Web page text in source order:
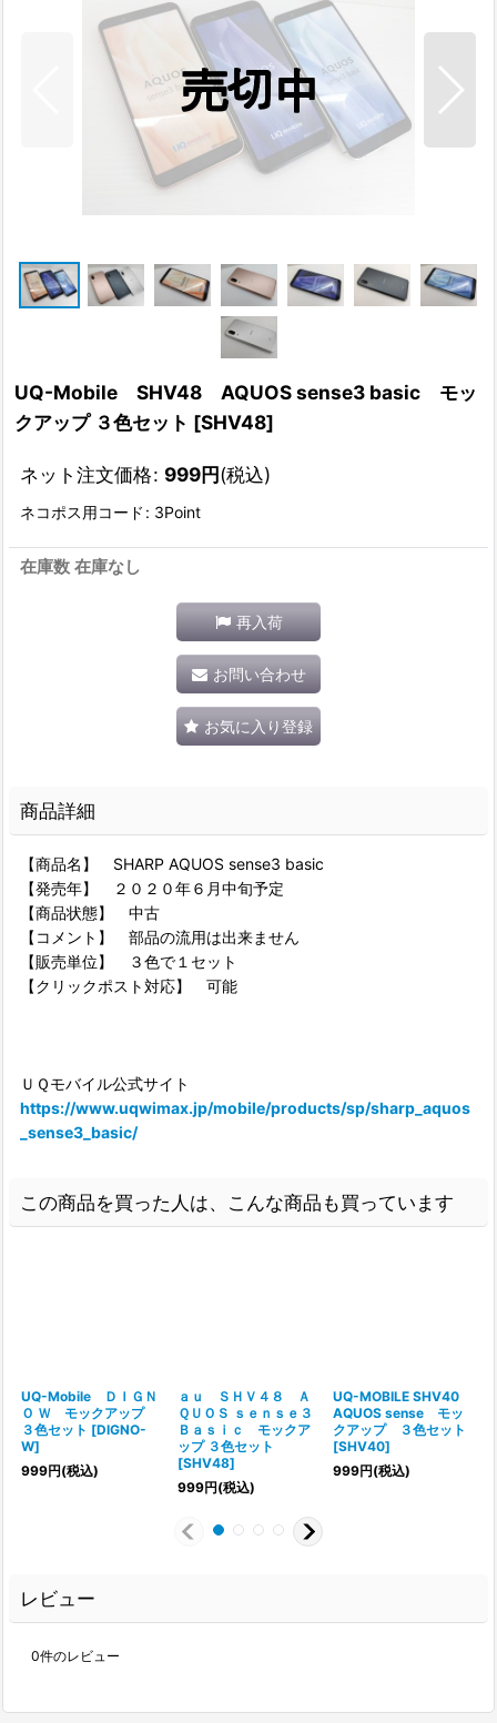
UQ-Mobile SHV48 AQUOS sense3 basic モッ
クアップ ３色セット [SHV48]
ネット注文価格: 999円(税込)
ネコポス用コード : 3Point
在庫数 在庫なし
再入荷
お問い合わせ
お気に入り登録
商品詳細
【商品名】 SHARP AQUOS sense3 basic
【発売年】 ２０２０年６月中旬予定
【商品状態】 中古
【コメント】 部品の流用は出来ません
【販売単位】 ３色で１セット
【クリックポスト対応】 可能
ＵＱモバイル公式サイト
https://www.uqwimax.jp/mobile/products/sp/sharp_aquos
_sense3_basic/
この商品を買った人は、こんな商品も買っています
UQ-Mobile ＤＩＧＮ
Ｏ Ｗ モックアップ
３色セット [DIGNO-
W]
999円(税込)
ａｕ ＳＨＶ４８ Ａ
ＱＵＯＳ ｓｅｎｓｅ３
Ｂａｓｉｃ モックア
ップ ３色セット
[SHV48]
999円(税込)
UQ-MOBILE SHV40
AQUOS sense モッ
クアップ ３色セット
[SHV40]
999円(税込)
レビュー
0件のレビュー